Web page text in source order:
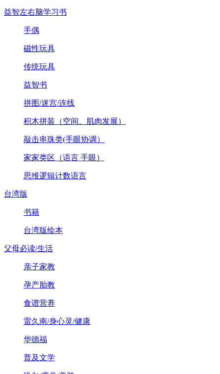
益智左右脑学习书
手偶
磁性玩具
传统玩具
益智书
拼图/迷宫/连线
积木拼装（空间、肌肉发展）
敲击串珠类(手眼协调）
家家类区（语言 手眼）
思维逻辑计数语言
台湾版
书籍
台湾版绘本
父母必读/生活
亲子家教
孕产胎教
食谱营养
雷久南/身心灵/健康
华德福
普及文学